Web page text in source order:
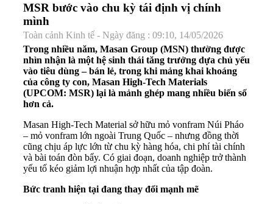
MSR bước vào chu kỳ tái định vị chính
mình
Toàn cảnh Kinh tế - Ngày đăng : 09:10, 14/05/2026
Trong nhiều năm, Masan Group (MSN) thường được
nhìn nhận là một hệ sinh thái tăng trưởng dựa chủ yếu
vào tiêu dùng – bán lẻ, trong khi mảng khai khoáng
của công ty con, Masan High-Tech Materials
(UPCOM: MSR) lại là mảnh ghép mang nhiều biến số
hơn cả.
Masan High-Tech Material sở hữu mỏ vonfram Núi Pháo
– mỏ vonfram lớn ngoài Trung Quốc – nhưng đồng thời
cũng chịu áp lực lớn từ chu kỳ hàng hóa, chi phí tài chính
và bài toán đòn bẩy. Có giai đoạn, doanh nghiệp trở thành
yếu tố kéo giảm lợi nhuận hợp nhất của tập đoàn.
Bức tranh hiện tại đang thay đổi mạnh mẽ